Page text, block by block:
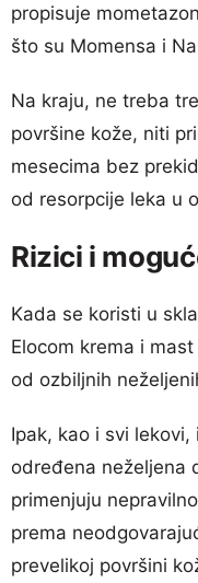
propisuje
što su Momensa i
Na kraju, ne treba
površine kože, niti
mesecima bez
od resorpcije leka u
Rizici i
Kada se koristi u
Elocom krema i
od ozbiljnih
Ipak, kao i svi
određena neželjena
primenjuju
prema
prevelikoj površini